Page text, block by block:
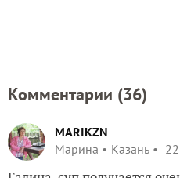
Комментарии (36)
MARIKZN
Марина
Казань